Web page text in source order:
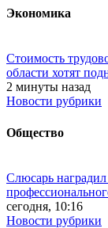
Экономика
Стоимость
области хотят
2 минуты назад
Новости рубрики
Общество
Слюсарь
сегодня, 10:16
Новости рубрики